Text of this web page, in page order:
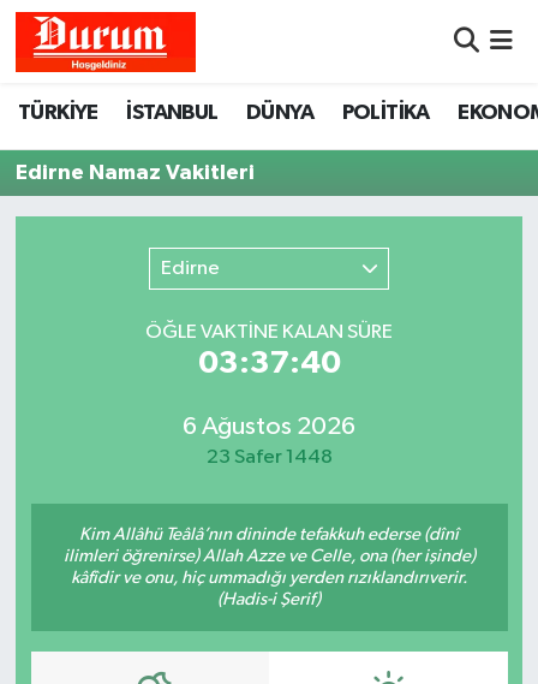
TÜRKİYE İSTANBUL DÜNYA POLİTİKA
Edirne Namaz Vakitleri
Edirne
ÖĞLE VAKTİNE KALAN SÜRE
03:37:40
6 Ağustos 2026
23 Safer 1448
Kim Allâhü Teâlâ’nın dininde tefakkuh ederse (dînî
ilimleri öğrenirse) Allah Azze ve Celle, ona (her işinde)
kâfîdir ve onu, hiç ummadığı yerden rızıklandırıverir.
(Hadis-i Şerif)
Hava Durumu
Namaz Vakitleri
Trafik Durumu
Süper Lig Puan Durumu ve Fikstür
Son Dakika Haberleri